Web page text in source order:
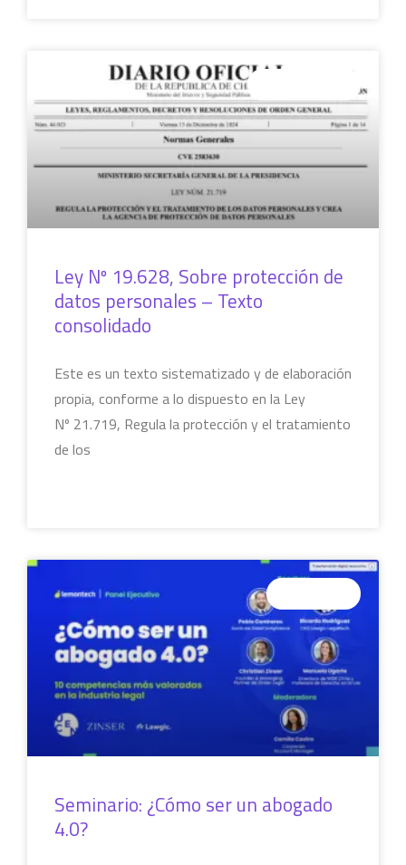
Ley Nº 19.628, Sobre protección de
datos personales – Texto
consolidado
Este es un texto sistematizado y de elaboración
propia, conforme a lo dispuesto en la Ley
Nº 21.719, Regula la protección y el tratamiento
de los
Seminario: ¿Cómo ser un abogado
4.0?